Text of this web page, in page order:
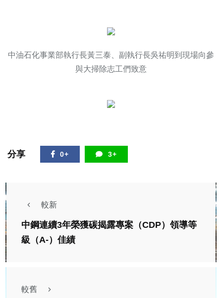
中油石化事業部執行長黃三泰、副執行長吳祐明到現場向參
與大掃除志工們致意
分享 0+ 3+
較新
中鋼連續3年榮獲碳揭露專案（CDP）領導等
級（A-）佳績
較舊